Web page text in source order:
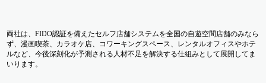
両社は、FIDO認証を備えたセルフ店舗システムを全国の自遊空間店舗のみなら
ず、漫画喫茶、カラオケ店、コワーキングスペース、レンタルオフィスやホテ
ルなど、今後深刻化が予測される人材不足を解決する仕組みとして展開してま
いります。